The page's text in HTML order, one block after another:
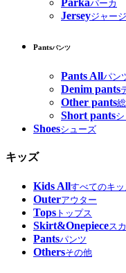
Parkaパーカ
Jerseyジャージ
Pantsパンツ
Pants Allパン
Denim pants
Other pants
Short pants
Shoesシューズ
キッズ
Kids Allすべてのキ
Outerアウター
Tops トップス
Skirt&Onepieceス
Pantsパンツ
Othersその他